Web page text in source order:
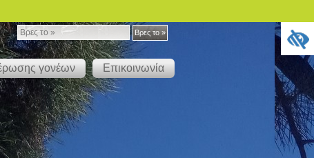
Βρες
το
»
Βρες το »
γονέων Επικοινωνία